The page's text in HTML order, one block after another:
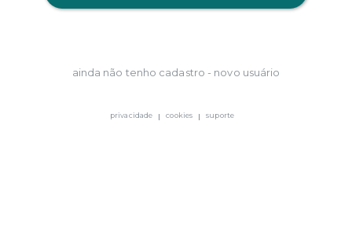
ainda não tenho cadastro - novo usuário
privacidade cookies suporte